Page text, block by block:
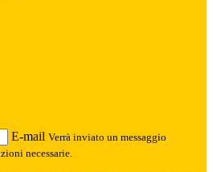
E-mail Verrà inviato un messaggio
necessarie.